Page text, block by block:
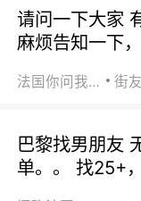
请问一下大家
麻烦告知一下
法国你问我答
巴黎找男朋友
单。。 找25+